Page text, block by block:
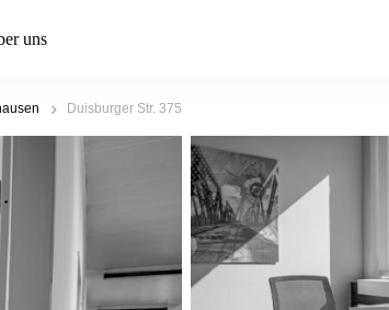
uns
Duisburger Str. 375